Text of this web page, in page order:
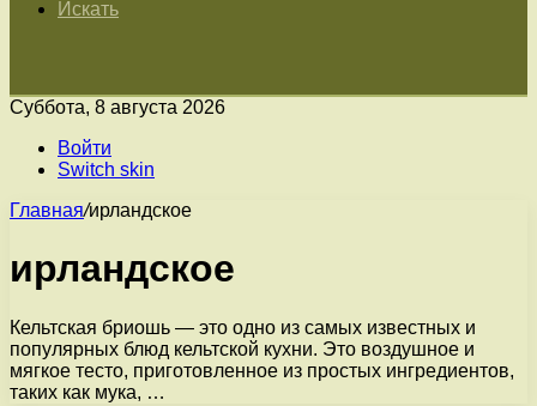
Искать
Суббота, 8 августа 2026
Войти
Switch skin
Главная/ирландское
ирландское
Кельтская бриошь — это одно из самых известных и
популярных блюд кельтской кухни. Это воздушное и
мягкое тесто, приготовленное из простых ингредиентов,
таких как мука, …